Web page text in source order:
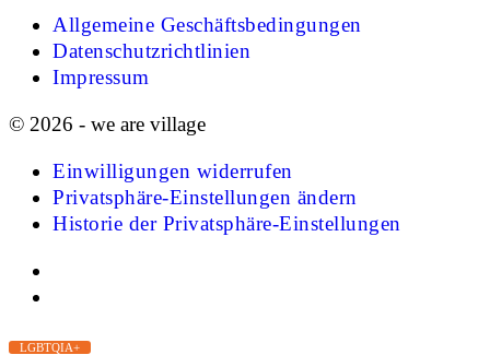
Allgemeine Geschäftsbedingungen
Datenschutzrichtlinien
Impressum
© 2026 - we are village
Einwilligungen widerrufen
Privatsphäre-Einstellungen ändern
Historie der Privatsphäre-Einstellungen
LGBTQIA+